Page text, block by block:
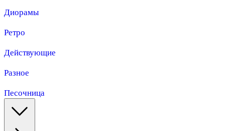
Диорамы
Ретро
Действующие
Разное
Песочница